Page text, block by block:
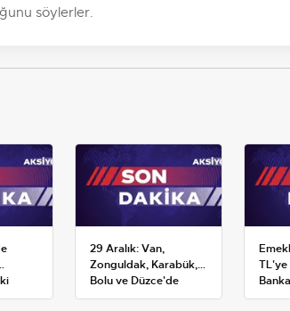
söylerler.
29 Aralık: Van,
Zonguldak, Karabük,
Bolu ve Düzce'de
okullar tatil —
TL'ye